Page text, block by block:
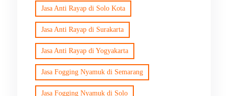
Jasa Anti Rayap di Solo Kota
Jasa Anti Rayap di Surakarta
Jasa Anti Rayap di Yogyakarta
Jasa Fogging Nyamuk di Semarang
Jasa Fogging Nyamuk di Solo